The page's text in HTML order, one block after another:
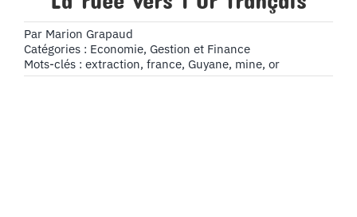
Par Marion Grapaud
Catégories : Economie, Gestion et Finance
Mots-clés : extraction, france, Guyane, mine, or